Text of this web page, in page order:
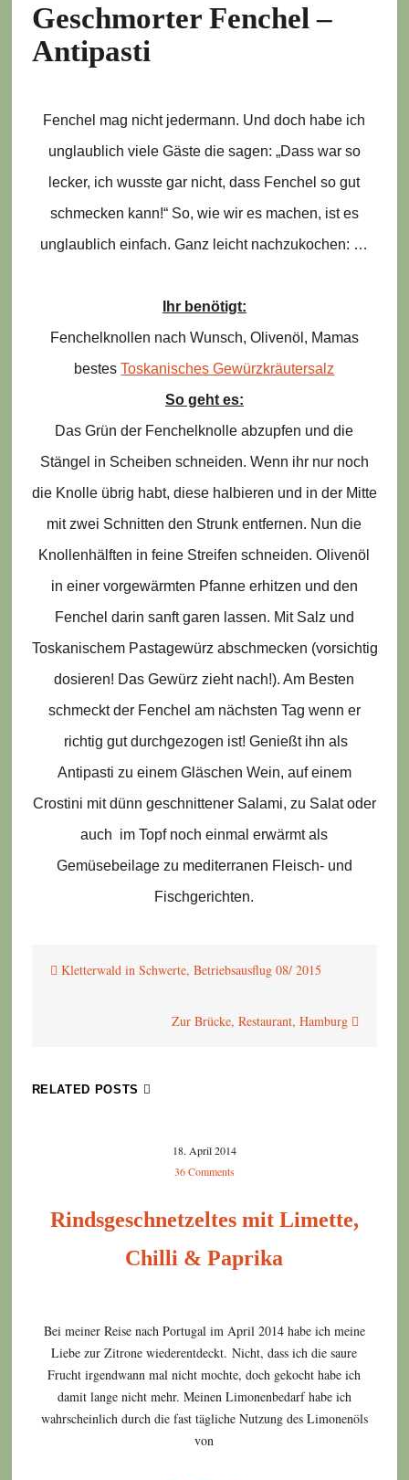
Geschmorter Fenchel –
Antipasti
Fenchel mag nicht jedermann. Und doch habe ich
unglaublich viele Gäste die sagen: „Dass war so
lecker, ich wusste gar nicht, dass Fenchel so gut
schmecken kann!“ So, wie wir es machen, ist es
unglaublich einfach. Ganz leicht nachzukochen: …
Ihr benötigt:
Fenchelknollen nach Wunsch, Olivenöl, Mamas
bestesToskanisches Gewürzkräutersalz
So geht es:
Das Grün der Fenchelknolle abzupfen und die
Stängel in Scheiben schneiden. Wenn ihr nur noch
die Knolle übrig habt, diese halbieren und in der Mitte
mit zwei Schnitten den Strunk entfernen. Nun die
Knollenhälften in feine Streifen schneiden. Olivenöl
in einer vorgewärmten Pfanne erhitzen und den
Fenchel darin sanft garen lassen. Mit Salz und
Toskanischem Pastagewürz abschmecken (vorsichtig
dosieren! Das Gewürz zieht nach!). Am Besten
schmeckt der Fenchel am nächsten Tag wenn er
richtig gut durchgezogen ist! Genießt ihn als
Antipasti zu einem Gläschen Wein, auf einem
Crostini mit dünn geschnittener Salami, zu Salat oder
auch im Topf noch einmal erwärmt als
Gemüsebeilage zu mediterranen Fleisch- und
Fischgerichten.
Kletterwald in Schwerte, Betriebsausflug 08/ 2015
Zur Brücke, Restaurant, Hamburg
RELATED POSTS
18. April 2014
36 Comments
Rindsgeschnetzeltes mit Limette,
Chilli & Paprika
Bei meiner Reise nach Portugal im April 2014 habe ich meine
Liebe zur Zitrone wiederentdeckt. Nicht, dass ich die saure
Frucht irgendwann mal nicht mochte, doch gekocht habe ich
damit lange nicht mehr. Meinen Limonenbedarf habe ich
wahrscheinlich durch die fast tägliche Nutzung des Limonenöls
von